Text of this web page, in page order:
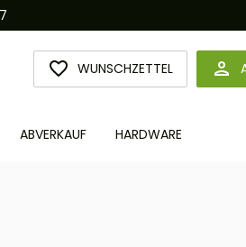
WUNSCHZETTELDU HAST 0
ABVERKAUF HARDWARE